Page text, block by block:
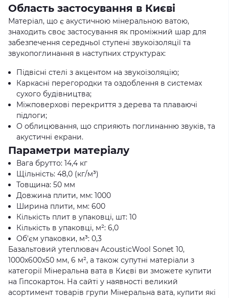
Область застосування в Києві
Матеріал, що є акустичною мінеральною ватою,
знаходить своє застосування як проміжний шар для
забезпечення середньої ступені звукоізоляції та
звукопоглинання в наступних структурах:
Підвісні стелі з акцентом на звукоізоляцію;
Каркасні перегородки та оздоблення в системах
сухого будівництва;
Міжповерхові перекриття з дерева та плаваючі
підлоги;
О облицювання, що сприяють поглинанню звуків, та
акустичні екрани.
Параметри матеріалу
Вага брутто: 14,4 кг
Щільність: 48,0 (кг/м³)
Товщина: 50 мм
Довжина плити, мм: 1000
Ширина плити, мм: 600
Кількість плит в упаковці, шт: 10
Кількість в упаковці, м²: 6,0
Об'єм упаковки, м³: 0,3
Базальтовий утеплювач AcousticWool Sonet 10,
1000x600x50 мм, 6 м², а також супутні матеріали з
категорії Мінеральна вата в Києві ви зможете купити
на Гіпсокартон. На сайті у наявності великий
асортимент товарів групи Мінеральна вата, купити які